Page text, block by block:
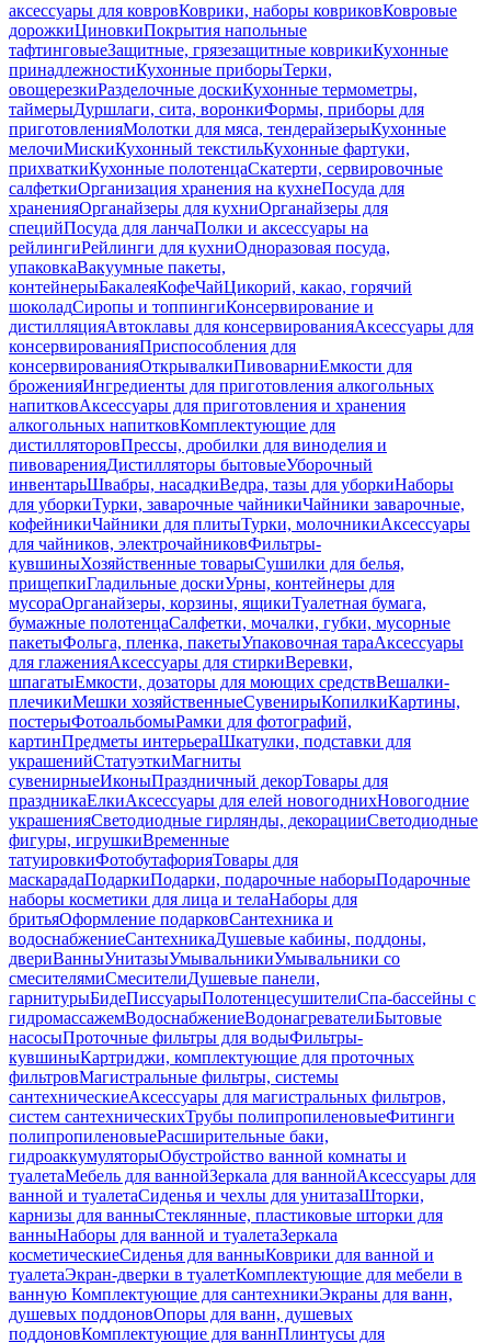
аксессуары для ковровКоврики, наборы ковриковКовровые
дорожкиЦиновкиПокрытия напольные
тафтинговыеЗащитные, грязезащитные коврикиКухонные
принадлежностиКухонные приборыТерки,
овощерезкиРазделочные доскиКухонные термометры,
таймерыДуршлаги, сита, воронкиФормы, приборы для
приготовленияМолотки для мяса, тендерайзерыКухонные
мелочиМискиКухонный текстильКухонные фартуки,
прихваткиКухонные полотенцаСкатерти, сервировочные
салфеткиОрганизация хранения на кухнеПосуда для
храненияОрганайзеры для кухниОрганайзеры для
специйПосуда для ланчаПолки и аксессуары на
рейлингиРейлинги для кухниОдноразовая посуда,
упаковкаВакуумные пакеты,
контейнерыБакалеяКофеЧайЦикорий, какао, горячий
шоколадСиропы и топпингиКонсервирование и
дистилляцияАвтоклавы для консервированияАксессуары для
консервированияПриспособления для
консервированияОткрывалкиПивоварниЕмкости для
броженияИнгредиенты для приготовления алкогольных
напитковАксессуары для приготовления и хранения
алкогольных напитковКомплектующие для
дистилляторовПрессы, дробилки для виноделия и
пивоваренияДистилляторы бытовыеУборочный
инвентарьШвабры, насадкиВедра, тазы для уборкиНаборы
для уборкиТурки, заварочные чайникиЧайники заварочные,
кофейникиЧайники для плитыТурки, молочникиАксессуары
для чайников, электрочайниковФильтры-
кувшиныХозяйственные товарыСушилки для белья,
прищепкиГладильные доскиУрны, контейнеры для
мусораОрганайзеры, корзины, ящикиТуалетная бумага,
бумажные полотенцаСалфетки, мочалки, губки, мусорные
пакетыФольга, пленка, пакетыУпаковочная тараАксессуары
для глаженияАксессуары для стиркиВеревки,
шпагатыЕмкости, дозаторы для моющих средствВешалки-
плечикиМешки хозяйственныеСувенирыКопилкиКартины,
постерыФотоальбомыРамки для фотографий,
картинПредметы интерьераШкатулки, подставки для
украшенийСтатуэткиМагниты
сувенирныеИконыПраздничный декорТовары для
праздникаЕлкиАксессуары для елей новогоднихНовогодние
украшенияСветодиодные гирлянды, декорацииСветодиодные
фигуры, игрушкиВременные
татуировкиФотобутафорияТовары для
маскарадаПодаркиПодарки, подарочные наборыПодарочные
наборы косметики для лица и телаНаборы для
бритьяОформление подарковСантехника и
водоснабжениеСантехникаДушевые кабины, поддоны,
двериВанныУнитазыУмывальникиУмывальники со
смесителямиСмесителиДушевые панели,
гарнитурыБидеПиссуарыПолотенцесушителиСпа-бассейны с
гидромассажемВодоснабжениеВодонагревателиБытовые
насосыПроточные фильтры для водыФильтры-
кувшиныКартриджи, комплектующие для проточных
фильтровМагистральные фильтры, системы
сантехническиеАксессуары для магистральных фильтров,
систем сантехническихТрубы полипропиленовыеФитинги
полипропиленовыеРасширительные баки,
гидроаккумуляторыОбустройство ванной комнаты и
туалетаМебель для ваннойЗеркала для ваннойАксессуары для
ванной и туалетаСиденья и чехлы для унитазаШторки,
карнизы для ванныСтеклянные, пластиковые шторки для
ванныНаборы для ванной и туалетаЗеркала
косметическиеСиденья для ванныКоврики для ванной и
туалетаЭкран-дверки в туалетКомплектующие для мебели в
ванную Комплектующие для сантехникиЭкраны для ванн,
душевых поддоновОпоры для ванн, душевых
поддоновКомплектующие для ваннПлинтусы для